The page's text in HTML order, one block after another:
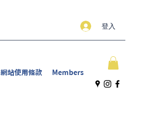
登入
網站使用條款 Members